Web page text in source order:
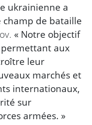
ukrainienne a
champ de bataille
« Notre objectif
aux
leur
marchés et
internationaux,
sur
armées. »